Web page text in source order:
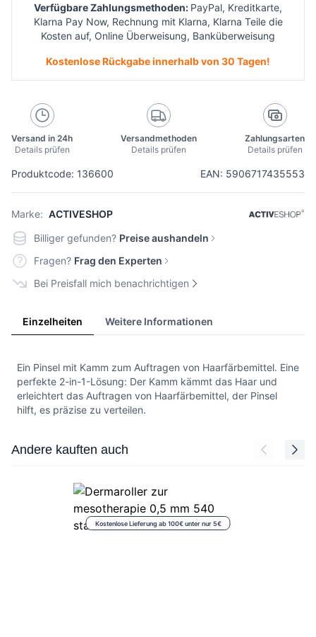
Produktcode: 136600 EAN: 5906717435553
Marke: ACTIVESHOP
Verfügbare Zahlungsmethoden: PayPal, Kreditkarte,
Klarna Pay Now, Rechnung mit Klarna, Klarna Teile die
Kosten auf, Online Überweisung, Banküberweisung
Kostenlose Rückgabe innerhalb von 30 Tagen!
Versand in 24h
Details prüfen
Versandmethoden
Details prüfen
Zahlungsarten
Details prüfen
Billiger gefunden? Preise aushandeln
Fragen? Frag den Experten
Bei Preisfall mich benachrichtigen
Einzelheiten Weitere Informationen
Ein Pinsel mit Kamm zum Auftragen von Haarfärbemittel. Eine
perfekte 2-in-1-Lösung: Der Kamm kämmt das Haar und
erleichtert das Auftragen von Haarfärbemittel, der Pinsel
hilft, es präzise zu verteilen.
Press to skip carousel
Andere kauften auch
Kostenlose Lieferung ab 100€ unter nur 5€